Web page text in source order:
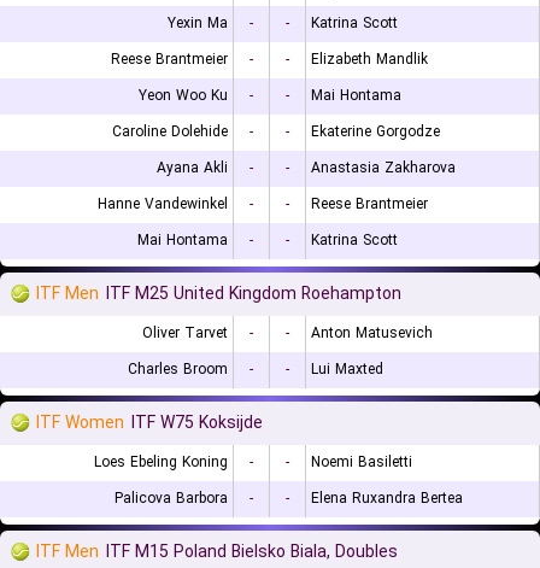
Yexin Ma
- -
Katrina Scott
Reese Brantmeier
- -
Elizabeth Mandlik
Yeon Woo Ku
- -
Mai Hontama
Caroline Dolehide
- -
Ekaterine Gorgodze
Ayana Akli
- -
Anastasia Zakharova
Hanne Vandewinkel
- -
Reese Brantmeier
Mai Hontama
- - Katrina Scott
ITF Men ITF M25 United Kingdom Roehampton
Oliver Tarvet - -
Anton Matusevich
Charles Broom
- - Lui Maxted
ITF Women ITF W75 Koksijde
Loes Ebeling Koning - -
Noemi Basiletti
Palicova Barbora
- - Elena Ruxandra Bertea
ITF Men ITF M15 Poland Bielsko Biala, Doubles